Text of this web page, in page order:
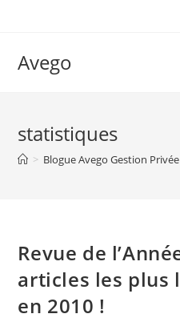
Avego
statistiques
> Blogue Avego Gestion
Revue de
articles les plus
en 2010 !